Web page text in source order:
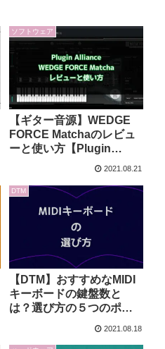
ソフトウェア
【ギター音源】WEDGE
FORCE Matchaのレビュ
ーと使い方【Plugin
2021.08.21
DTM
【DTM】おすすめなMIDI
キーボードの鍵盤数と
は？選び方の５つのポイ
2021.08.18